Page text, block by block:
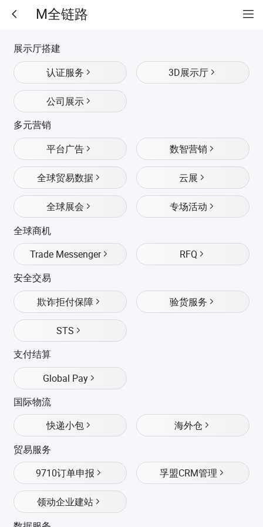
M全链路
展示厅搭建
认证服务
3D展示厅
公司展示
多元营销
平台广告
数智营销
全球贸易数据 云展
全球展会
专场活动
全球商机
Trade Messenger
RFQ
安全交易
欺诈拒付保障
验货服务
STS
支付结算
Global Pay
国际物流
快递小包
海外仓
贸易服务
9710订单申报
孚盟CRM管理
领动企业建站